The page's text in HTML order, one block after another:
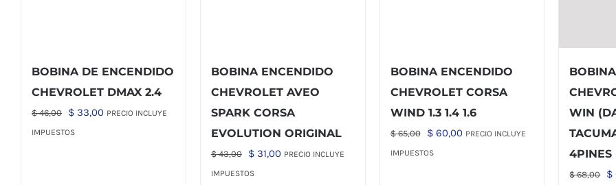
BOBINA DE ENCENDIDO
CHEVROLET DMAX 2.4
$46,00
El
precio
$ 33,00ElPRECIO INCLUYE
IMPUESTOS
BOBINA ENCENDIDO
CHEVROLET AVEO
SPARK CORSA
EVOLUTION ORIGINAL
$43,00
El
precio
$31,00ElPRECIO INCLUYE
IMPUESTOS
BOBINA ENCENDIDO
CHEVROLET CORSA
WIND 1.3 1.4 1.6
$65,00
El
precio
$60,00ElPRECIO INCLUYE
IMPUESTOS
WIN
4PINES
$68,00
El
$